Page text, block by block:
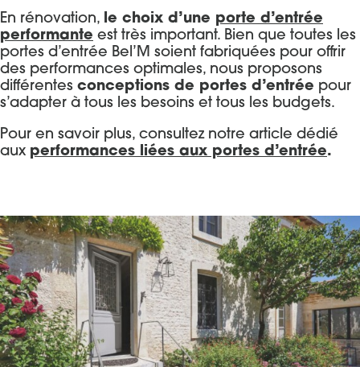
En rénovation, le choix d’une porte d’entrée
performante est très important. Bien que toutes les
portes d’entrée Bel’M soient fabriquées pour offrir
des performances optimales, nous proposons
différentes conceptions de portes d’entrée pour
s’adapter à tous les besoins et tous les budgets.
Pour en savoir plus, consultez notre article dédié
aux performances liées aux portes d’entrée.